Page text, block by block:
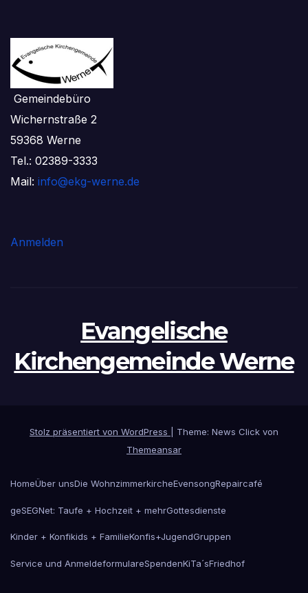
Gemeindebüro
Wichernstraße 2
59368 Werne
Tel.: 02389-3333
Mail: info@ekg-werne.de
Anmelden
Evangelische
Kirchengemeinde Werne
Stolz präsentiert von WordPress
Theme: News Click von
Themeansar
HomeÜber unsDie WohnzimmerkircheEvensongRepaircafé
geSEGNet: Taufe + Hochzeit + mehrGottesdienste
Kinder + Konfikids + FamilieKonfis+JugendGruppen
Service und AnmeldeformulareSpendenKiTa´sFriedhof